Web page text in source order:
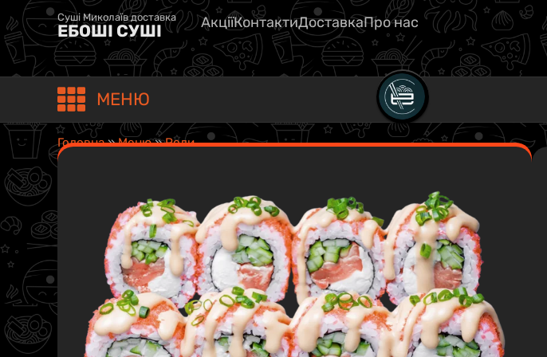
Суші Миколаїв доставка
ЕБОШІ СУШІ АкціїКонтактиДоставкаПро нас
МЕНЮ
Головна»Меню»Роли